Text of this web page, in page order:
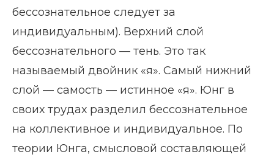
бессознательное следует за
индивидуальным). Верхний слой
бессознательного — тень. Это так
называемый двойник «я». Самый нижний
слой — самость — истинное «я». Юнг в
своих трудах разделил бессознательное
на коллективное и индивидуальное. По
теории Юнга, смысловой составляющей